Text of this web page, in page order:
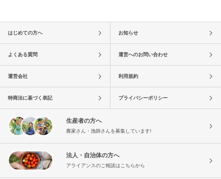
はじめての方へ お知らせ
よくある質問 運営へのお問い合わせ
運営会社 利用規約
特商法に基づく表記 プライバシーポリシー
生産者の方へ
農家さん・漁師さんを募集しています!
法人・自治体の方へ
アライアンスのご相談はこちらから